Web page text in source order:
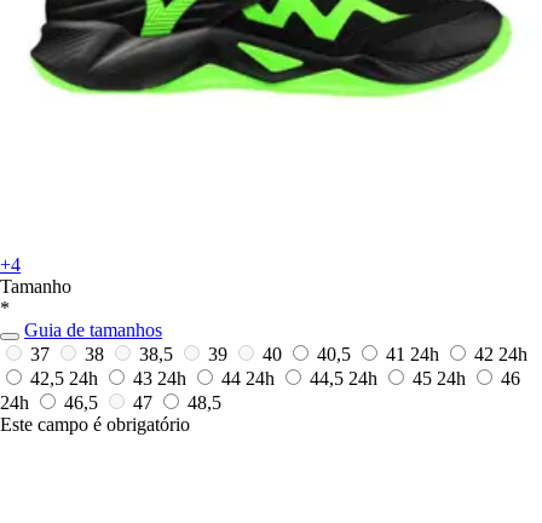
+4
Tamanho
*
Guia de tamanhos
37
38 38,5 39 40 40,5 41 24h 42 24h
42,5 24h 43 24h 44 24h 44,5 24h 45 24h
46
24h
46,5 47
48,5
Este campo é obrigatório